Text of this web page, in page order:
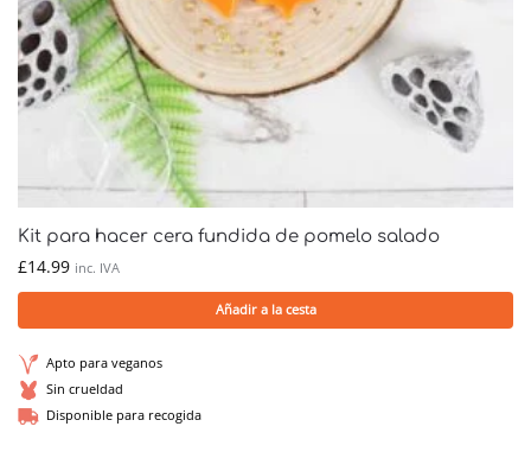
Kit para hacer cera fundida de pomelo salado
£14.99 inc. IVA
Añadir a la cesta
Apto para veganos
Sin crueldad
Disponible para recogida